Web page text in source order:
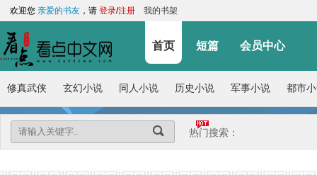
欢迎您 亲爱的书友 ，请 登录/注册 我的书架
首页 短篇 会员中心
修真武侠 玄幻小说 同人小说 历史小说 军事小说 都市
热门搜索：